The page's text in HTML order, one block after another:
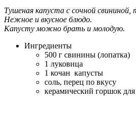
Тушеная капуста с сочной свининой,
Нежное и вкусное блюдо.
Капусту можно брать и молодую.
Ингредиенты
500 г свинины (лопатка)
1 луковица
1 кочан капусты
соль, перец по вкусу
керамический горшок